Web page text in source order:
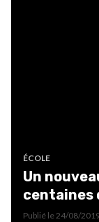
ÉCOLE
Un
centaines
Publié le24/08/